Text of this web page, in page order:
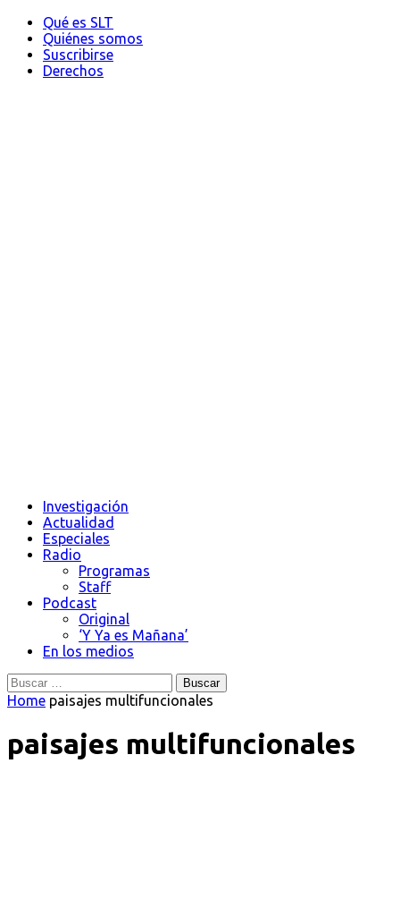
Qué es SLT
Quiénes somos
Suscribirse
Derechos
Investigación
Actualidad
Especiales
Radio
Programas
Staff
Podcast
Original
‘Y Ya es Mañana’
En los medios
Buscar:
Home paisajes multifuncionales
paisajes multifuncionales